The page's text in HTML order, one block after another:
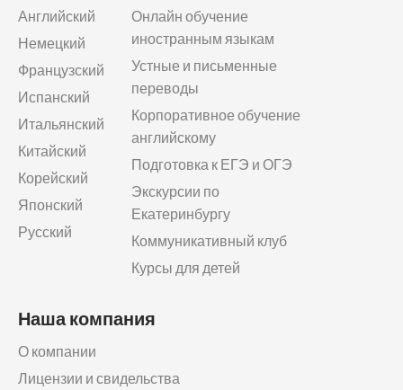
Английский
Немецкий
Французский
Испанский
Итальянский
Китайский
Корейский
Японский
Русский
Онлайн обучение
иностранным языкам
Устные и письменные
переводы
Корпоративное обучение
английскому
Подготовка к ЕГЭ и ОГЭ
Экскурсии по
Екатеринбургу
Коммуникативный клуб
Курсы для детей
Наша компания
О компании
Лицензии и свидельства